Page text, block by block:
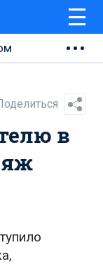
в